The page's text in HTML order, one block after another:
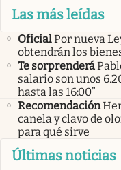
Las más leídas
OficialPor nueva
obtendrán los
Te sorprenderá
salario son unos
hasta las 16:00”
Recomendación
canela y clavo de
para qué sirve
Últimas noticias